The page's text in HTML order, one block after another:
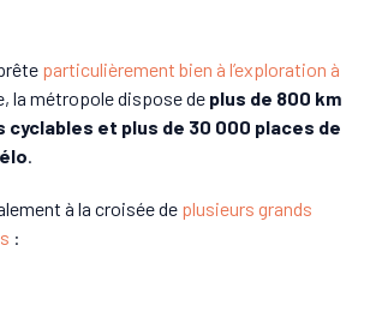
particulièrement bien à l’exploration à
la métropole dispose de plus de 800 km
cyclables et plus de 30 000 places de
à la croisée de plusieurs grands
: